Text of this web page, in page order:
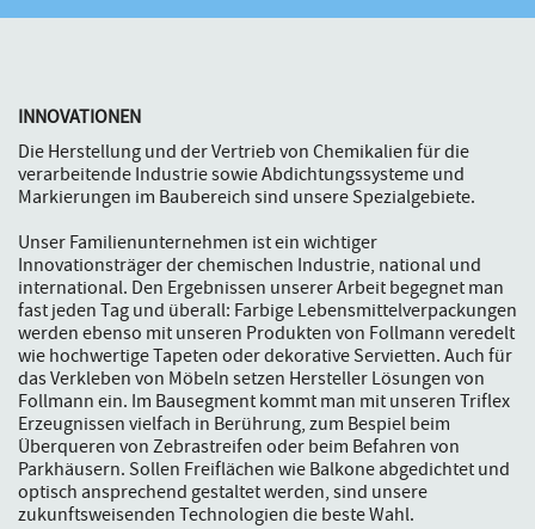
INNOVATIONEN
Die Herstellung und der Vertrieb von Chemikalien für die
verarbeitende Industrie sowie Abdichtungssysteme und
Markierungen im Baubereich sind unsere Spezialgebiete.
Unser Familienunternehmen ist ein wichtiger
Innovationsträger der chemischen Industrie, national und
international. Den Ergebnissen unserer Arbeit begegnet man
fast jeden Tag und überall: Farbige Lebensmittelverpackungen
werden ebenso mit unseren Produkten von Follmann veredelt
wie hochwertige Tapeten oder dekorative Servietten. Auch für
das Verkleben von Möbeln setzen Hersteller Lösungen von
Follmann ein. Im Bausegment kommt man mit unseren Triflex
Erzeugnissen vielfach in Berührung, zum Bespiel beim
Überqueren von Zebrastreifen oder beim Befahren von
Parkhäusern. Sollen Freiflächen wie Balkone abgedichtet und
optisch ansprechend gestaltet werden, sind unsere
zukunftsweisenden Technologien die beste Wahl.